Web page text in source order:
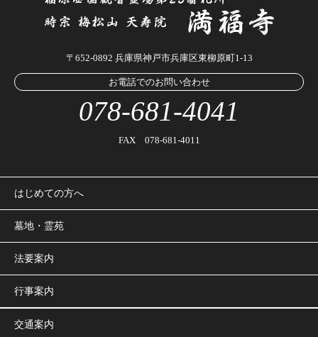
〒652-0892 兵庫県神戸市兵庫区東柳原町1-13
お電話でのお問い合わせ
078-681-4041
FAX 078-681-4011
はじめての方へ
墓地・霊苑
法要案内
行事案内
交通案内